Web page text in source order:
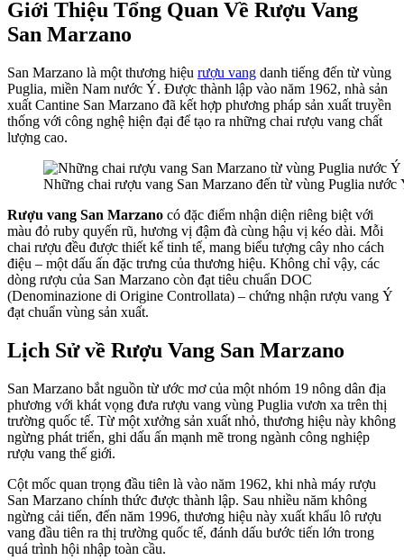
Giới Thiệu Tổng Quan Về Rượu Vang
San Marzano
San Marzano là một thương hiệu rượu vang danh tiếng đến từ vùng
Puglia, miền Nam nước Ý. Được thành lập vào năm 1962, nhà sản
xuất Cantine San Marzano đã kết hợp phương pháp sản xuất truyền
thống với công nghệ hiện đại để tạo ra những chai rượu vang chất
lượng cao.
Những chai rượu vang San Marzano đến từ vùng Puglia nước
Rượu vang San Marzano có đặc điểm nhận diện riêng biệt với
màu đỏ ruby quyến rũ, hương vị đậm đà cùng hậu vị kéo dài. Mỗi
chai rượu đều được thiết kế tinh tế, mang biểu tượng cây nho cách
điệu – một dấu ấn đặc trưng của thương hiệu. Không chỉ vậy, các
dòng rượu của San Marzano còn đạt tiêu chuẩn DOC
(Denominazione di Origine Controllata) – chứng nhận rượu vang Ý
đạt chuẩn vùng sản xuất.
Lịch Sử về Rượu Vang San Marzano
San Marzano bắt nguồn từ ước mơ của một nhóm 19 nông dân địa
phương với khát vọng đưa rượu vang vùng Puglia vươn xa trên thị
trường quốc tế. Từ một xưởng sản xuất nhỏ, thương hiệu này không
ngừng phát triển, ghi dấu ấn mạnh mẽ trong ngành công nghiệp
rượu vang thế giới.
Cột mốc quan trọng đầu tiên là vào năm 1962, khi nhà máy rượu
San Marzano chính thức được thành lập. Sau nhiều năm không
ngừng cải tiến, đến năm 1996, thương hiệu này xuất khẩu lô rượu
vang đầu tiên ra thị trường quốc tế, đánh dấu bước tiến lớn trong
quá trình hội nhập toàn cầu.